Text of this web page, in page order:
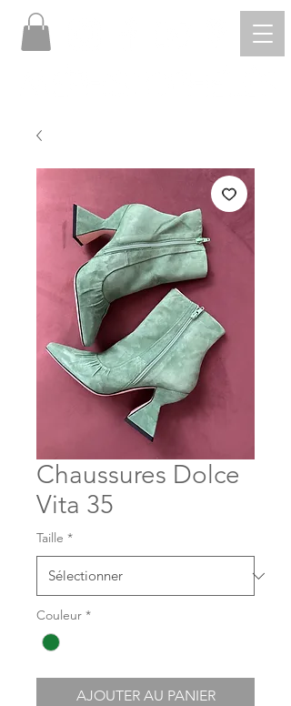
Chaussures Dolce
Vita 35
Taille *
Couleur *
AJOUTER AU PANIER